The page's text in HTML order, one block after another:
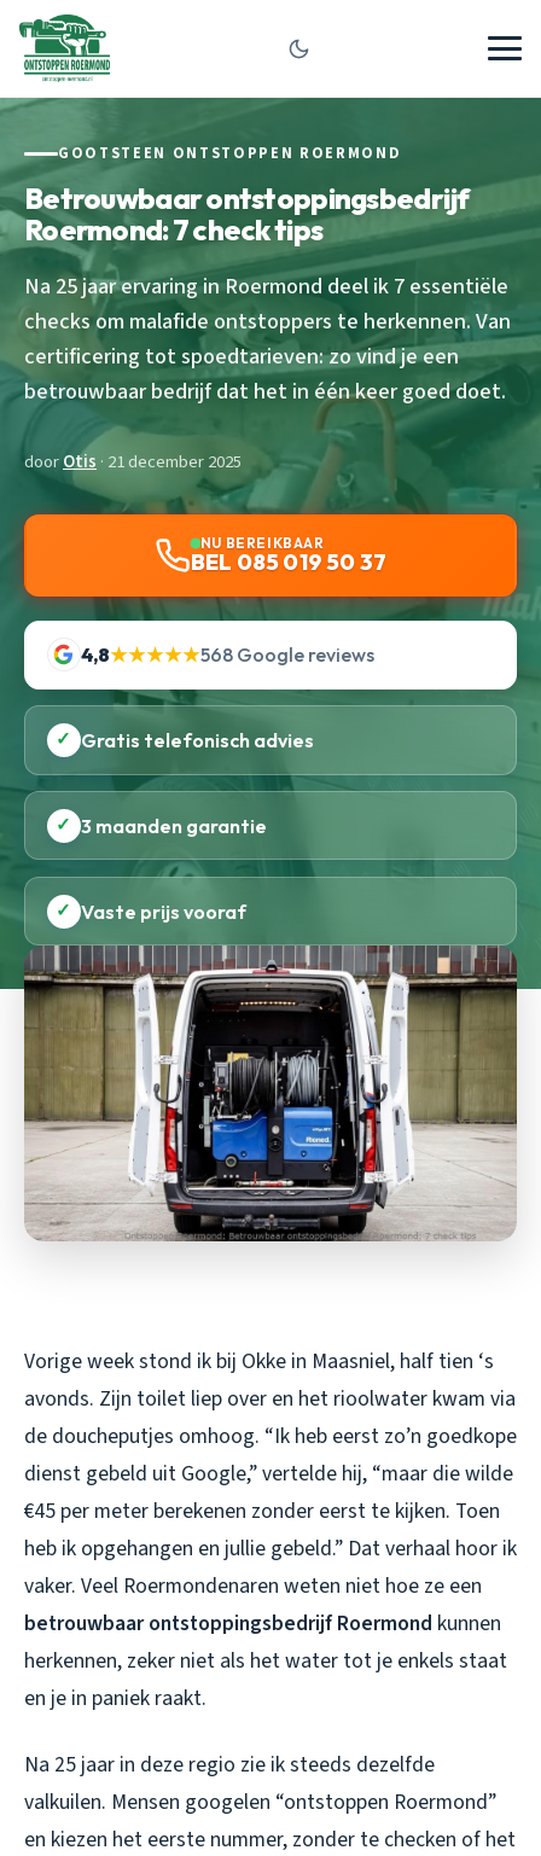
GOOTSTEEN ONTSTOPPEN ROERMOND
Betrouwbaar ontstoppingsbedrijf
Roermond: 7 check tips
Na 25 jaar ervaring in Roermond deel ik 7 essentiële
checks om malafide ontstoppers te herkennen. Van
certificering tot spoedtarieven: zo vind je een
betrouwbaar bedrijf dat het in één keer goed doet.
doorOtis · 21 december 2025
NU BEREIKBAAR
BEL 085 019 50 37
4,8★★★★★568 Google reviews
✓ Gratis telefonisch advies
✓ 3 maanden garantie
✓ Vaste prijs vooraf
Vorige week stond ik bij Okke in Maasniel, half tien ‘s
avonds. Zijn toilet liep over en het rioolwater kwam via
de doucheputjes omhoog. “Ik heb eerst zo’n goedkope
dienst gebeld uit Google,” vertelde hij, “maar die wilde
€45 per meter berekenen zonder eerst te kijken. Toen
heb ik opgehangen en jullie gebeld.” Dat verhaal hoor ik
vaker. Veel Roermondenaren weten niet hoe ze een
betrouwbaar ontstoppingsbedrijf Roermond kunnen
herkennen, zeker niet als het water tot je enkels staat
en je in paniek raakt.
Na 25 jaar in deze regio zie ik steeds dezelfde
valkuilen. Mensen googelen “ontstoppen Roermond”
en kiezen het eerste nummer, zonder te checken of het